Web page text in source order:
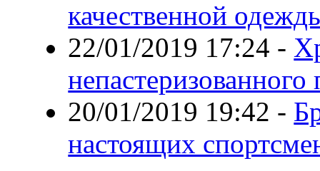
качественной
22/01/2019 17:24 -
непастеризованного
20/01/2019 19:42 -
настоящих